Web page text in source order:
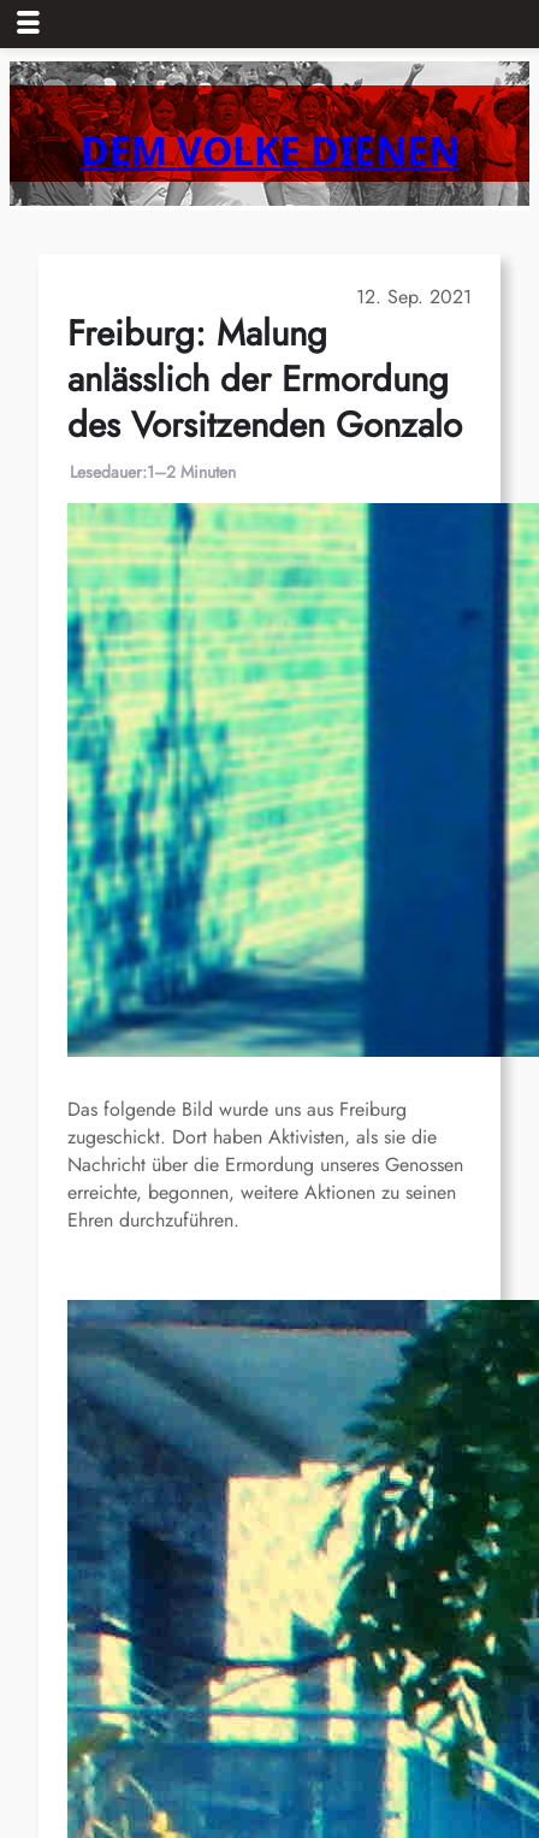
Zum
Inhalt
springenDEM VOLKE DIENEN
12. Sep. 2021
Freiburg: Malung
anlässlich der Ermordung
des Vorsitzenden Gonzalo
Lesedauer:1–2 Minuten
Das folgende Bild wurde uns aus Freiburg
zugeschickt. Dort haben Aktivisten, als sie die
Nachricht über die Ermordung unseres Genossen
erreichte, begonnen, weitere Aktionen zu seinen
Ehren durchzuführen.